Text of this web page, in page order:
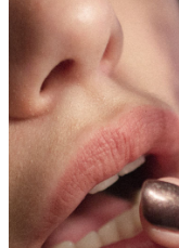
Сначала новые
Сначала новые
Сначала старые
Владимир Долгополов